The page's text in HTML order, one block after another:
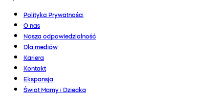
Polityka Prywatności
O nas
Nasza odpowiedzialność
Dla mediów
Kariera
Kontakt
Ekspansja
Świat Mamy i Dziecka